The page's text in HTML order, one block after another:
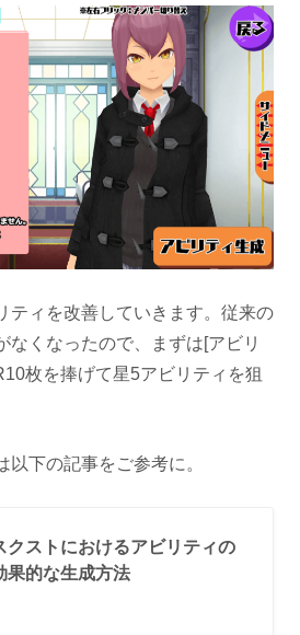
ティを改善していきます。従来の
なくなったので、まずは[アビリ
枚を捧げて星5アビリティを狙
以下の記事をご参考に。
クストにおけるアビリティの
果的な生成方法